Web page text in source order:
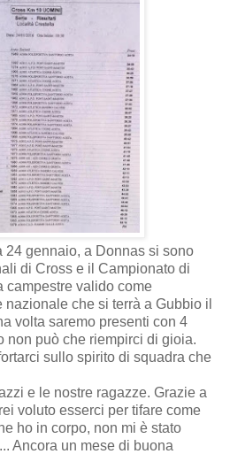
24 gennaio, a Donnas si sono
di Cross e il Campionato di
campestre valido come
che si terrà a Gubbio il
volta saremo presenti con 4
non può che riempirci di gioia.
sullo spirito di squadra che
e le nostre ragazze. Grazie a
voluto esserci per tifare come
ho in corpo, non mi è stato
Ancora un mese di buona